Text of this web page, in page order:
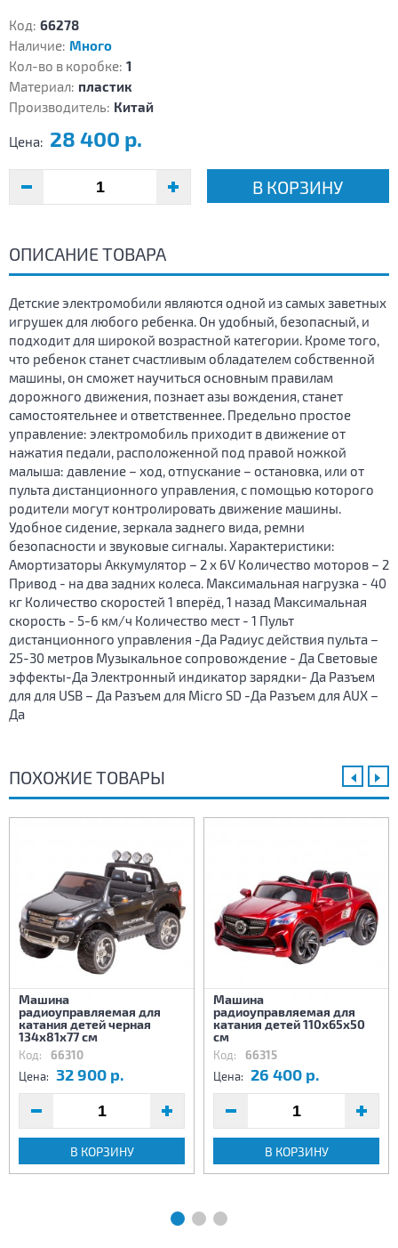
Код: 66278
Наличие: Много
Кол-во в коробке: 1
Материал: пластик
Производитель: Китай
Цена: 28 400 р.
В КОРЗИНУ
ОПИСАНИЕ ТОВАРА
Детские электромобили являются одной из самых заветных
игрушек для любого ребенка. Он удобный, безопасный, и
подходит для широкой возрастной категории. Кроме того,
что ребенок станет счастливым обладателем собственной
машины, он сможет научиться основным правилам
дорожного движения, познает азы вождения, станет
самостоятельнее и ответственнее. Предельно простое
управление: электромобиль приходит в движение от
нажатия педали, расположенной под правой ножкой
малыша: давление – ход, отпускание – остановка, или от
пульта дистанционного управления, с помощью которого
родители могут контролировать движение машины.
Удобное сидение, зеркала заднего вида, ремни
безопасности и звуковые сигналы. Характеристики:
Амортизаторы Аккумулятор – 2 х 6V Количество моторов – 2
Привод - на два задних колеса. Максимальная нагрузка - 40
кг Количество скоростей 1 вперёд, 1 назад Максимальная
скорость - 5-6 км/ч Количество мест - 1 Пульт
дистанционного управления -Да Радиус действия пульта –
25-30 метров Музыкальное сопровождение - Да Световые
эффекты-Да Электронный индикатор зарядки- Да Разъем
для для USB – Да Разъем для Micro SD -Да Разъем для AUX –
Да
ПОХОЖИЕ ТОВАРЫ
Машина
радиоуправляемая для
катания детей черная
134х81х77 см
Код: 66310
Цена: 32 900 р.
В КОРЗИНУ
Машина
радиоуправляемая для
катания детей 110х65х50
см
Код: 66315
Цена: 26 400 р.
В КОРЗИНУ